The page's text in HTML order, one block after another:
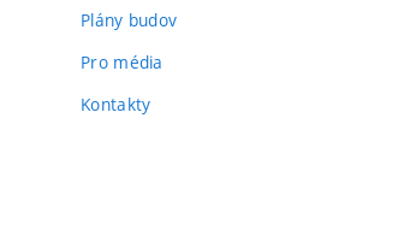
Plány budov
Pro média
Kontakty